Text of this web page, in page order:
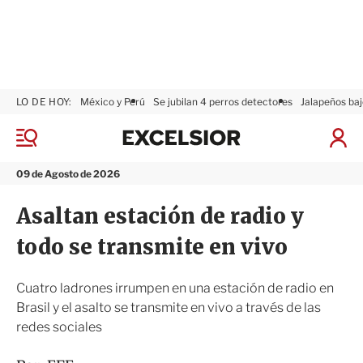
M
n
09 de Agosto de 2026
LO DE HOY: México y Perú Se jubilan 4 perros detectores Jalapeños
I
x
i
r
Asaltan estación de radio y
todo se transmite en vivo
Cuatro ladrones irrumpen en una estación de radio en
Brasil y el asalto se transmite en vivo a través de las
redes sociales